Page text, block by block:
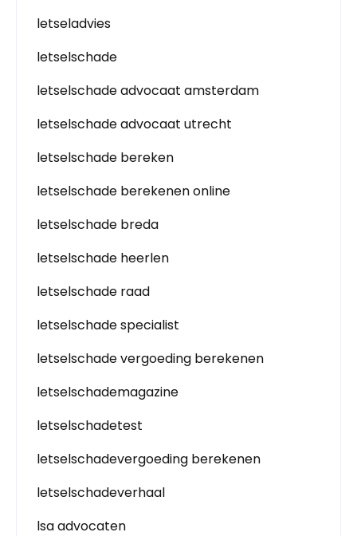
letseladvies
letselschade
letselschade advocaat amsterdam
letselschade advocaat utrecht
letselschade bereken
letselschade berekenen online
letselschade breda
letselschade heerlen
letselschade raad
letselschade specialist
letselschade vergoeding berekenen
letselschademagazine
letselschadetest
letselschadevergoeding berekenen
letselschadeverhaal
lsa advocaten